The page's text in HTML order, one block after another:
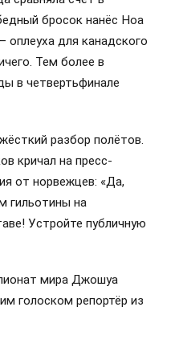
бросок нанёс Ноа
оплеуха для канадского
Тем более в
в четвертьфинале
разбор полётов.
кричал на пресс-
от норвежцев: «Да,
гильотины на
Устройте публичную
мира Джошуа
голоском репортёр из